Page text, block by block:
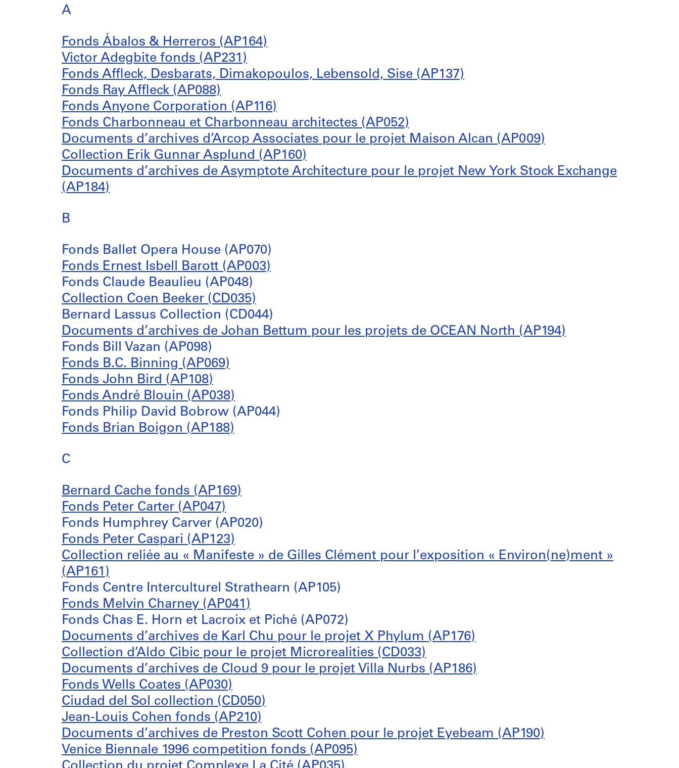
A
Fonds Ábalos & Herreros (AP164)
Victor Adegbite fonds (AP231)
Fonds Affleck, Desbarats, Dimakopoulos, Lebensold, Sise (AP137)
Fonds Ray Affleck (AP088)
Fonds Anyone Corporation (AP116)
Fonds Charbonneau et Charbonneau architectes (AP052)
Documents d’archives d’Arcop Associates pour le projet Maison Alcan (AP009)
Collection Erik Gunnar Asplund (AP160)
Documents d’archives de Asymptote Architecture pour le projet New York Stock Exchange
(AP184)
B
Fonds Ballet Opera House (AP070)
Fonds Ernest Isbell Barott (AP003)
Fonds Claude Beaulieu (AP048)
Collection Coen Beeker (CD035)
Bernard Lassus Collection (CD044)
Documents d’archives de Johan Bettum pour les projets de OCEAN North (AP194)
Fonds Bill Vazan (AP098)
Fonds B.C. Binning (AP069)
Fonds John Bird (AP108)
Fonds André Blouin (AP038)
Fonds Philip David Bobrow (AP044)
Fonds Brian Boigon (AP188)
C
Bernard Cache fonds (AP169)
Fonds Peter Carter (AP047)
Fonds Humphrey Carver (AP020)
Fonds Peter Caspari (AP123)
Collection reliée au « Manifeste » de Gilles Clément pour l’exposition « Environ(ne)ment »
(AP161)
Fonds Centre Interculturel Strathearn (AP105)
Fonds Melvin Charney (AP041)
Fonds Chas E. Horn et Lacroix et Piché (AP072)
Documents d’archives de Karl Chu pour le projet X Phylum (AP176)
Collection d’Aldo Cibic pour le projet Microrealities (CD033)
Documents d’archives de Cloud 9 pour le projet Villa Nurbs (AP186)
Fonds Wells Coates (AP030)
Ciudad del Sol collection (CD050)
Jean-Louis Cohen fonds (AP210)
Documents d’archives de Preston Scott Cohen pour le projet Eyebeam (AP190)
Venice Biennale 1996 competition fonds (AP095)